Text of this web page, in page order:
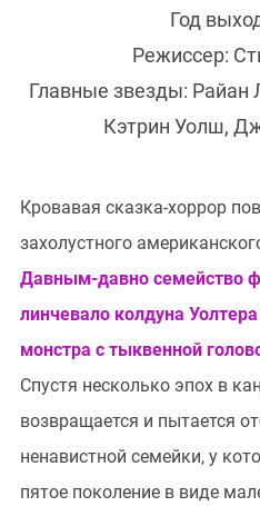
Год
Режиссер:
Главные звезды: Райан
Кэтрин Уолш,
Кровавая сказка-хоррор
захолустного
Давным-давно семейство
линчевало колдуна
монстра с тыквенной
Спустя несколько эпох в
возвращается и пытается
ненавистной семейки, у
пятое поколение в виде